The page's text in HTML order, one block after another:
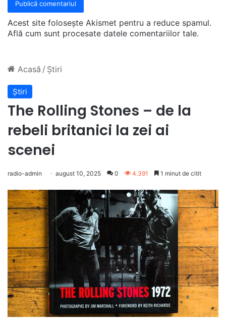
Acest site folosește Akismet pentru a reduce spamul.
Află cum sunt procesate datele comentariilor tale.